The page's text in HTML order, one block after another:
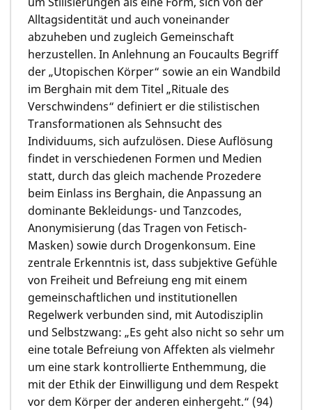
Alltagsidentität und auch voneinander
abzuheben und zugleich Gemeinschaft
herzustellen. In Anlehnung an Foucaults Begriff
der „Utopischen Körper“ sowie an ein Wandbild
im Berghain mit dem Titel „Rituale des
Verschwindens“ definiert er die stilistischen
Transformationen als Sehnsucht des
Individuums, sich aufzulösen. Diese Auflösung
findet in verschiedenen Formen und Medien
statt, durch das gleich machende Prozedere
beim Einlass ins Berghain, die Anpassung an
dominante Bekleidungs- und Tanzcodes,
Anonymisierung (das Tragen von Fetisch-
Masken) sowie durch Drogenkonsum. Eine
zentrale Erkenntnis ist, dass subjektive Gefühle
von Freiheit und Befreiung eng mit einem
gemeinschaftlichen und institutionellen
Regelwerk verbunden sind, mit Autodisziplin
und Selbstzwang: „Es geht also nicht so sehr um
eine totale Befreiung von Affekten als vielmehr
um eine stark kontrollierte Enthemmung, die
mit der Ethik der Einwilligung und dem Respekt
vor dem Körper der anderen einhergeht.“ (94)